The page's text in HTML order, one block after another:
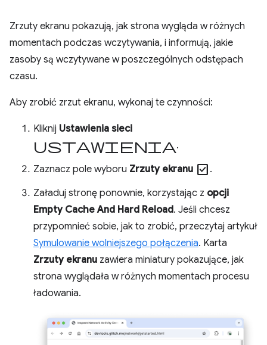
Zrzuty ekranu pokazują, jak strona wygląda w różnych
momentach podczas wczytywania, i informują, jakie
zasoby są wczytywane w poszczególnych odstępach
czasu.
Aby zrobić zrzut ekranu, wykonaj te czynności:
Kliknij Ustawienia sieci
ustawienia.
Zaznacz pole wyboru Zrzuty ekranu check_box .
Załaduj stronę ponownie, korzystając z opcji
Empty Cache And Hard Reload. Jeśli chcesz
przypomnieć sobie, jak to zrobić, przeczytaj artykuł
Symulowanie wolniejszego połączenia. Karta
Zrzuty ekranu zawiera miniatury pokazujące, jak
strona wyglądała w różnych momentach procesu
ładowania.